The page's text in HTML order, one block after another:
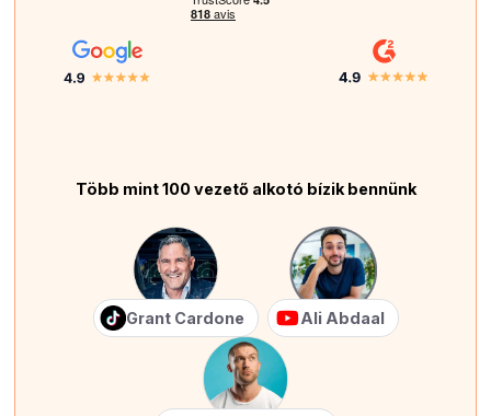
Több mint 100 vezető alkotó bízik bennünk
Grant Cardone Ali Abdaal